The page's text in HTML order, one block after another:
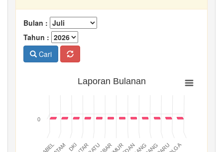
Bulan :
Tahun :
Cari
Laporan Bulanan
DKI
0